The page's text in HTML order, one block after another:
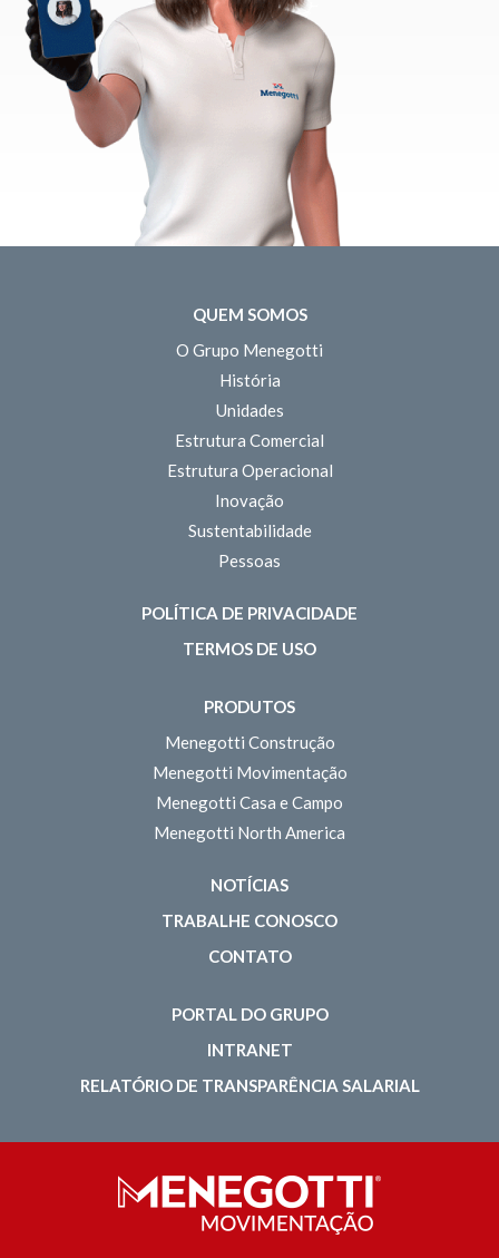
QUEM SOMOS
O Grupo Menegotti
História
Unidades
Estrutura Comercial
Estrutura Operacional
Inovação
Sustentabilidade
Pessoas
POLÍTICA DE PRIVACIDADE
TERMOS DE USO
PRODUTOS
Menegotti Construção
Menegotti Movimentação
Menegotti Casa e Campo
Menegotti North America
NOTÍCIAS
TRABALHE CONOSCO
CONTATO
PORTAL DO GRUPO
INTRANET
RELATÓRIO DE TRANSPARÊNCIA SALARIAL